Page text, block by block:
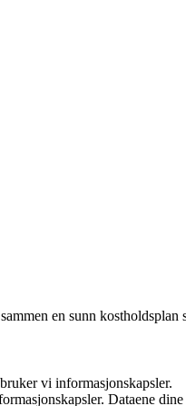
en sunn
vi informasjonskapsler.
Dataene